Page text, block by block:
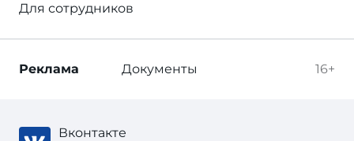
Для сотрудников
16+
Реклама Документы
Вконтакте